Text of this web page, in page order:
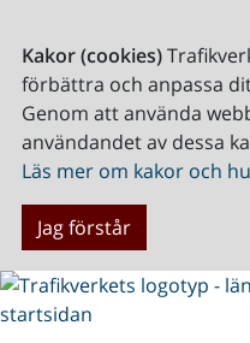
Kakor (cookies)
förbättra och anpassa
Genom att använda
användandet av dessa
Läs mer om kakor och
Jag förstår